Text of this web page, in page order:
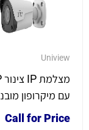
Uniview
עם מיקרופון
לתצפית ממוקדת
Call for Price